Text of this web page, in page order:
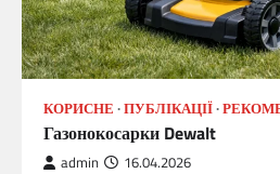
КОРИСНЕ ПУБЛІКАЦІЇ
Газонокосарки Dewalt
admin 16.04.2026